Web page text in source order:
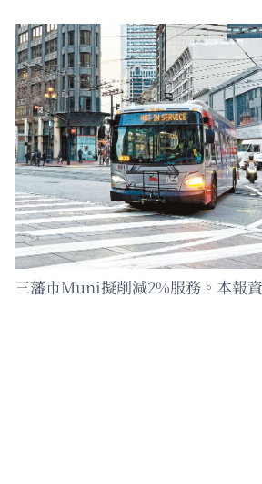
三藩市Muni擬削減2%服務。本報